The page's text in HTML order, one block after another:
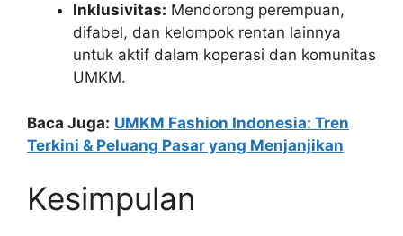
Inklusivitas: Mendorong perempuan,
difabel, dan kelompok rentan lainnya
untuk aktif dalam koperasi dan komunitas
UMKM.
Baca Juga: UMKM Fashion Indonesia: Tren
Terkini & Peluang Pasar yang Menjanjikan
Kesimpulan